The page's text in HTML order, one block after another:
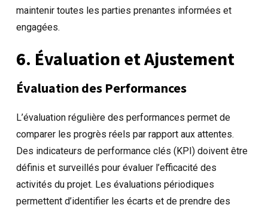
maintenir toutes les parties prenantes informées et
engagées.
6. Évaluation et Ajustement
Évaluation des Performances
L’évaluation régulière des performances permet de
comparer les progrès réels par rapport aux attentes.
Des indicateurs de performance clés (KPI) doivent être
définis et surveillés pour évaluer l’efficacité des
activités du projet. Les évaluations périodiques
permettent d’identifier les écarts et de prendre des